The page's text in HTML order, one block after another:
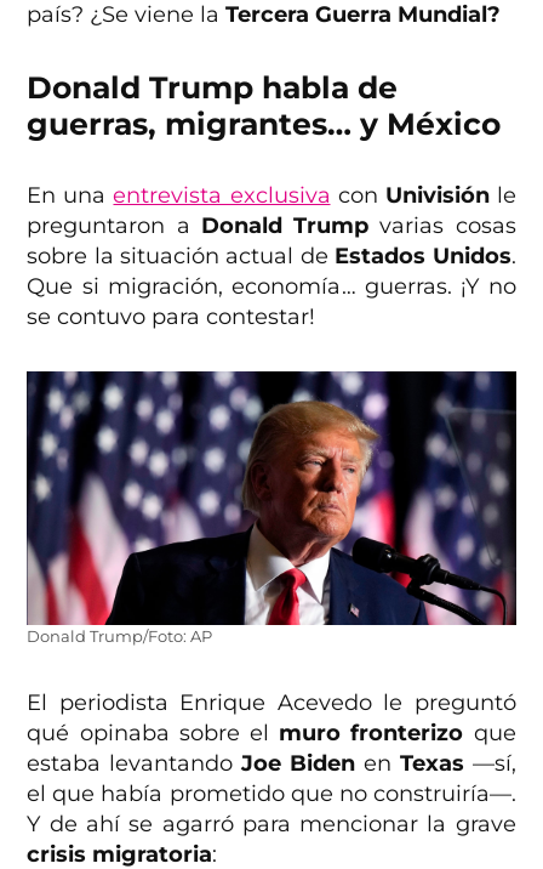
país? ¿Se viene laTercera Guerra Mundial?
Donald Trump habla de
guerras, migrantes… y México
En unaentrevista exclusiva con Univisiónle
preguntaron a Donald Trump varias cosas
sobre la situación actual de Estados Unidos.
Que si migración, economía… guerras. ¡Y no
se contuvo para contestar!
Donald Trump/Foto: AP
El periodista Enrique Acevedo le preguntó
qué opinaba sobre el muro fronterizo que
estaba levantandoJoe Biden en Texas —sí,
el que había prometido que no construiría—.
Y de ahí se agarró para mencionar la grave
crisis migratoria: